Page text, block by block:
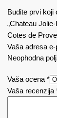
Budite prvi koji
„Chateau
Cotes de
Vaša adresa
Neophodna
Vaša ocena *
Vaša recenzija